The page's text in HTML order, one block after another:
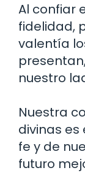
Al confiar
fidelidad,
valentía
nuestro
Nuestra
divinas
fe y de
futuro